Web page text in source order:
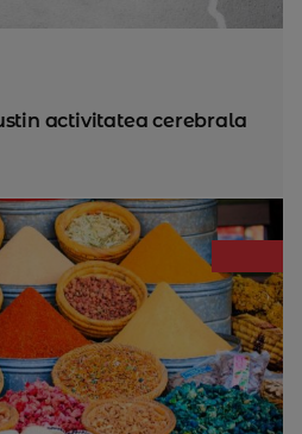
activitatea cerebrala